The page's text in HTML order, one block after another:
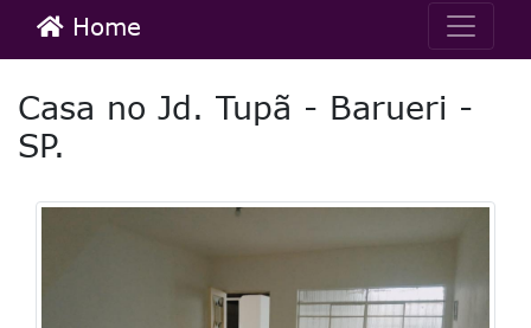
Home
Casa no Jd. Tupã - Barueri -
SP.